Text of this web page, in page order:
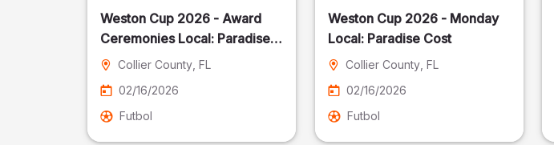
Weston Cup 2026 - Award
Ceremonies Local: Paradise
CostCollier County , FL
02/16/2026
Futbol
Weston Cup 2026 - Monday
Local: Paradise Cost
Collier County, FL
02/16/2026
Futbol